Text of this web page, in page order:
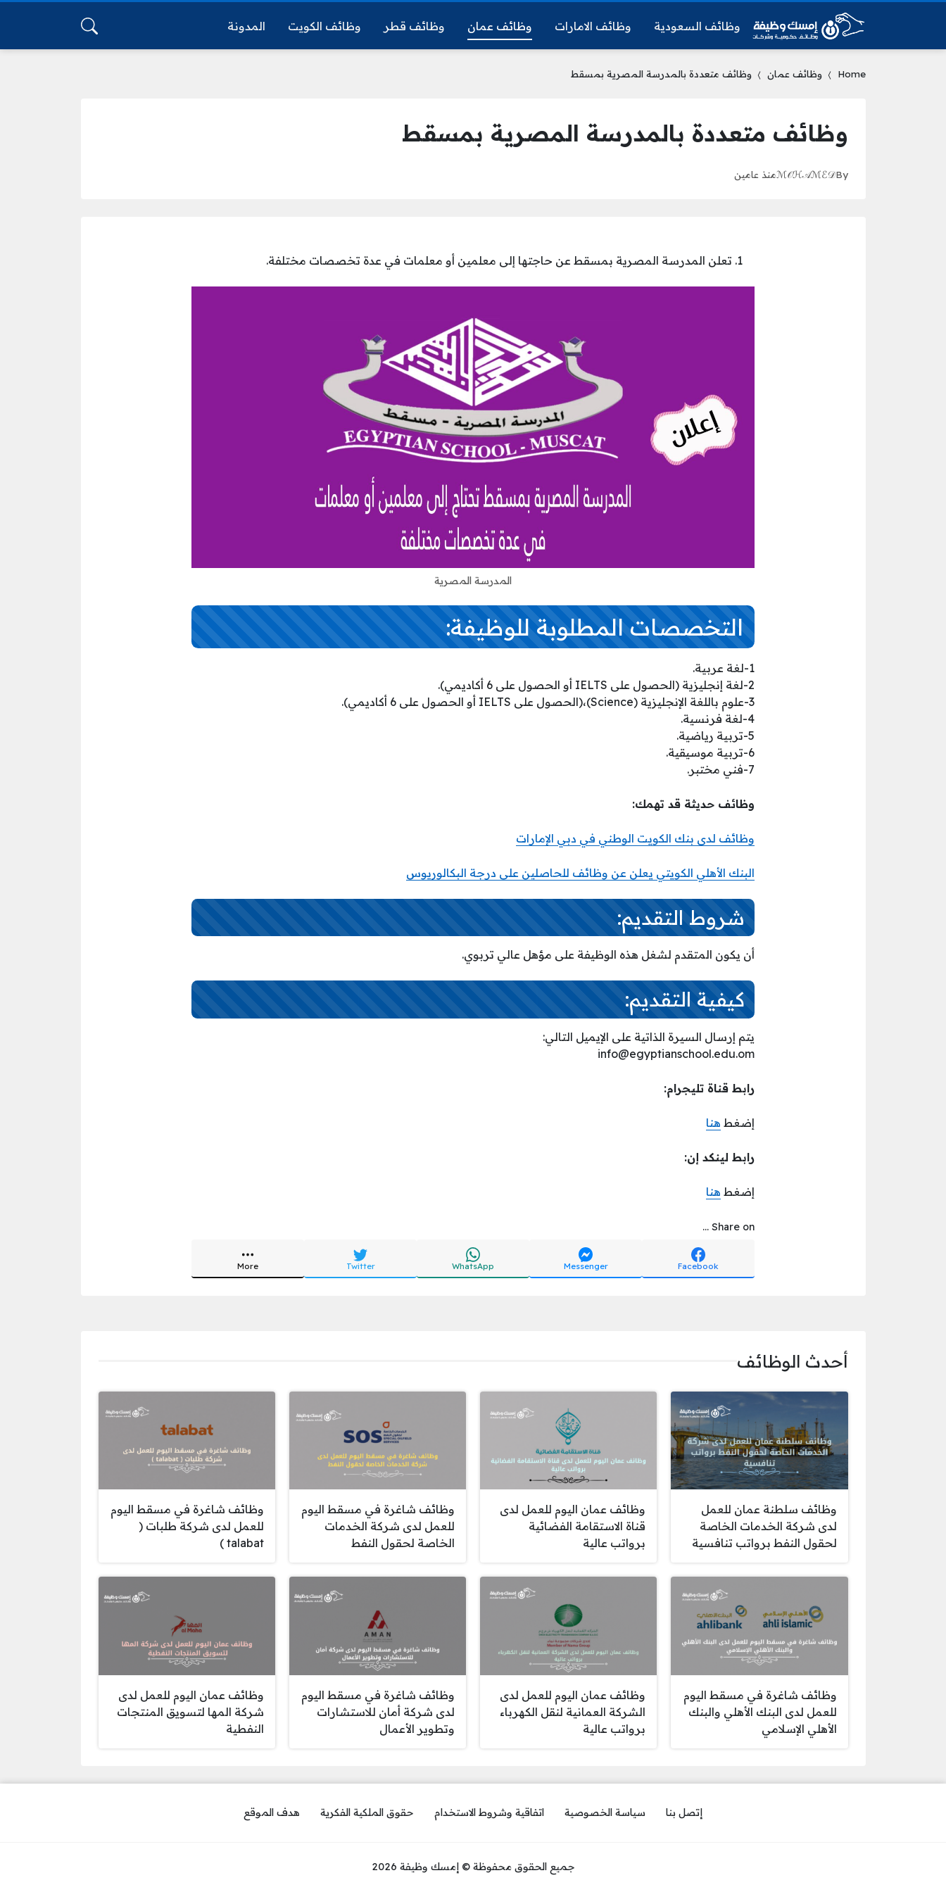
وظائف السعودية وظائف الامارات وظائف عمان وظائف قطر وظائف الكويت المدونة
Home وظائف عمان وظائف متعددة بالمدرسة المصرية بمسقط
وظائف متعددة بالمدرسة المصرية بمسقط
By
ℳ𝒪ℋ𝒜ℳℰ𝒟منذ عامين
تعلن المدرسة المصرية بمسقط عن حاجتها إلى معلمين أو معلمات في عدة تخصصات مختلفة.
المدرسة المصرية
التخصصات المطلوبة للوظيفة:
1-لغة عربية.
2-لغة إنجليزية (الحصول على IELTS أو الحصول على 6 أكاديمي).
3-علوم باللغة الإنجليزية (Science)،(الحصول على IELTS أو الحصول على 6 أكاديمي).
4-لغة فرنسية.
5-تربية رياضية.
6-تربية موسيقية.
7-فني مختبر.
وظائف حديثة قد تهمك:
وظائف لدى بنك الكويت الوطني في دبي الإمارات
البنك الأهلي الكويتي يعلن عن وظائف للحاصلين على درجة البكالوريوس
شروط التقديم:
أن يكون المتقدم لشغل هذه الوظيفة على مؤهل عالي تربوي.
كيفية التقديم:
يتم إرسال السيرة الذاتية على الإيميل التالي:
info@egyptianschool.edu.om
رابط قناة تليجرام:
إضغط هنا
رابط لينكد إن:
إضغط هنا
Share on ...
Facebook
Messenger
WhatsApp
Twitter
More
أحدث الوظائف
وظائف سلطنة عمان للعمل
لدى شركة الخدمات الخاصة
لحقول النفط برواتب تنافسية
وظائف عمان اليوم للعمل لدى
قناة الاستقامة الفضائية
برواتب عالية
وظائف شاغرة في مسقط اليوم
للعمل لدى شركة الخدمات
الخاصة لحقول النفط
وظائف شاغرة في مسقط اليوم
للعمل لدى شركة طلبات (
talabat )
وظائف شاغرة في مسقط اليوم
للعمل لدى البنك الأهلي والبنك
الأهلي الإسلامي
وظائف عمان اليوم للعمل لدى
الشركة العمانية لنقل الكهرباء
برواتب عالية
وظائف شاغرة في مسقط اليوم
لدى شركة أمان للاستشارات
وتطوير الأعمال
وظائف عمان اليوم للعمل لدى
شركة المها لتسويق المنتجات
النفطية
إتصل بنا سياسة الخصوصية اتفاقية وشروط الاستخدام حقوق الملكية الفكرية هدف الموقع
جميع الحقوق محفوظة © إمسك وظيفة 2026